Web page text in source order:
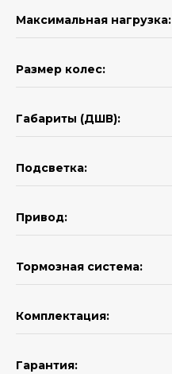
Максимальная нагрузка:
Размер колес:
Габариты (ДШВ):
Подсветка:
Привод:
Тормозная система:
Комплектация:
Гарантия: